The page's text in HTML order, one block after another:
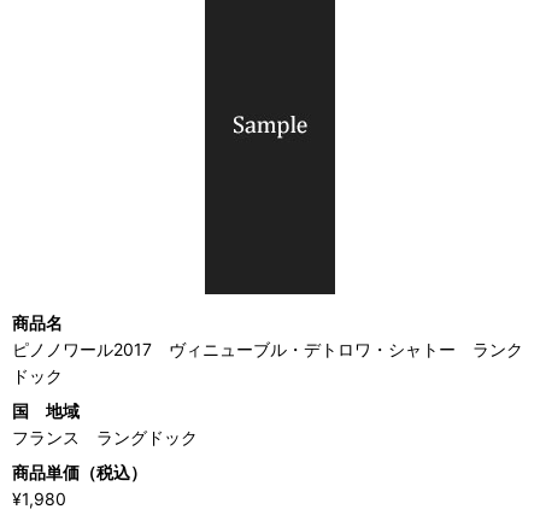
商品名
ピノノワール2017 ヴィニューブル・デトロワ・シャトー ランク
ドック
国 地域
フランス ラングドック
商品単価（税込）
¥1,980